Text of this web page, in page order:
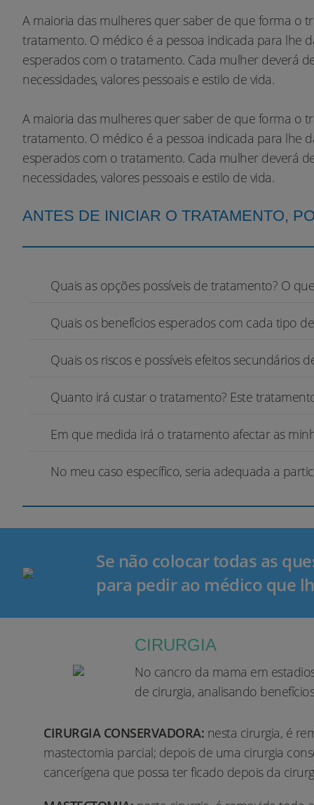
A maioria das mulheres quer saber de que forma o
tratamento. O médico é a pessoa indicada para lhe
esperados com o tratamento. Cada mulher deverá
necessidades, valores pessoais e estilo de vida.
A maioria das mulheres quer saber de que forma o
tratamento. O médico é a pessoa indicada para lhe
esperados com o tratamento. Cada mulher deverá
necessidades, valores pessoais e estilo de vida.
ANTES DE INICIAR O TRATAMENTO,
Quais as opções possíveis de tratamento? O
Quais os benefícios esperados com cada tipo
Quais os riscos e possíveis efeitos secundários
Quanto irá custar o tratamento? Este
Em que medida irá o tratamento afectar as
No meu caso específico, seria adequada a
Se não colocar todas as
para pedir ao médico que
CIRURGIA
No cancro da mama em
de cirurgia, analisando
CIRURGIA CONSERVADORA: nesta cirurgia, é
mastectomia parcial; depois de uma cirurgia
cancerígena que possa ter ficado depois da